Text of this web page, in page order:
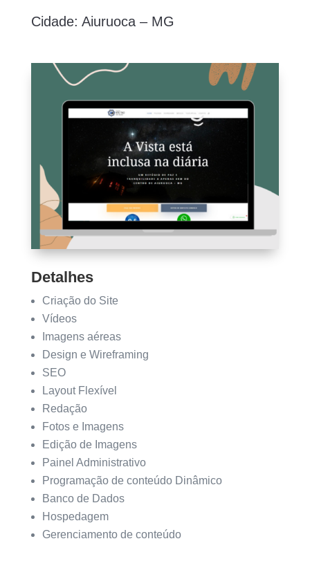
Cidade: Aiuruoca – MG
Detalhes
Criação do Site
Vídeos
Imagens aéreas
Design e Wireframing
SEO
Layout Flexível
Redação
Fotos e Imagens
Edição de Imagens
Painel Administrativo
Programação de conteúdo Dinâmico
Banco de Dados
Hospedagem
Gerenciamento de conteúdo